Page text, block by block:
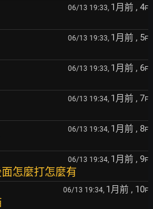
06/13 19:33, 1月前 , 4F
06/13 19:33, 1月前 , 5F
06/13 19:33, 1月前 , 6F
06/13 19:34, 1月前 , 7F
06/13 19:34, 1月前 , 8F
06/13 19:34, 1月前 , 9F
怎麼打怎麼有
06/13 19:34, 1月前 , 10F